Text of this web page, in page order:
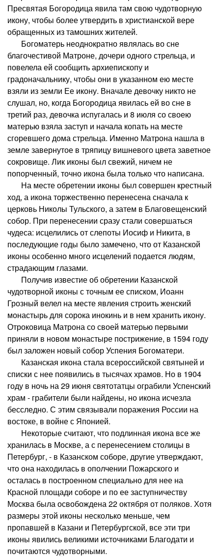
Пресвятая Богородица явила там свою чудотворную
икону, чтобы более утвердить в христианской вере
обращенных из тамошних жителей.
Богоматерь неоднократно являлась во сне
благочестивой Матроне, дочери одного стрельца, и
повелела ей сообщить архиепископу и
градоначальнику, чтобы они в указанном ею месте
взяли из земли Ее икону. Вначале девочку никто не
слушал, но, когда Богородица явилась ей во сне в
третий раз, девочка испугалась и 8 июля со своею
матерью взяла заступ и начала копать на месте
сгоревшего дома стрельца. Именно Матрона нашла в
земле завернутое в тряпицу вишневого цвета заветное
сокровище. Лик иконы был свежий, ничем не
попорченный, точно икона была только что написана.
На месте обретении иконы был совершен крестный
ход, а икона торжественно перенесена сначала к
церковь Николы Тульского, а затем в Благовещенский
собор. При перенесении сразу стали совершаться
чудеса: исцелились от слепоты Иосиф и Никита, в
последующие годы было замечено, что от Казанской
иконы особенно много исцелений подается людям,
страдающим глазами.
Получив известие об обретении Казанской
чудотворной иконы с точным ее списком, Иоанн
Грозный велел на месте явления строить женский
монастырь для сорока инокинь и в нем хранить икону.
Отроковица Матрона со своей матерью первыми
приняли в новом монастыре пострижение, в 1594 году
был заложен новый собор Успения Богоматери.
Казанская икона стала всероссийской святыней и
списки с нее появились в тысячах храмов. Но в 1904
году в ночь на 29 июня святотатцы ограбили Успенский
храм - грабители были найдены, но икона исчезла
бесследно. С этим связывали поражения России на
востоке, в войне с Японией.
Некоторые считают, что подлинная икона все же
хранилась в Москве, а с перенесением столицы в
Петербург, - в Казанском соборе, другие утверждают,
что она находилась в ополчении Пожарского и
осталась в построенном специально для нее на
Красной площади соборе и по ее заступничеству
Москва была освобождена 22 октября от поляков. Хотя
размеры этой иконы несколько меньше, чем
пропавшей в Казани и Петербургской, все эти три
иконы явились великими источниками Благодати и
почитаются чудотворными.